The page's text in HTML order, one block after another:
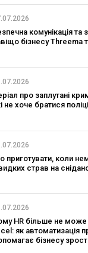
комунікація та
бізнесу Threema
про заплутані
не хоче братися
приготувати, коли
страв на
HR більше не
як автоматизація
бізнесу